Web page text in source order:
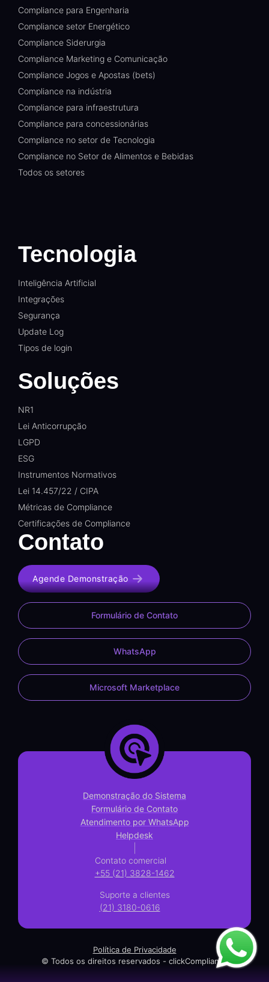
Compliance para Engenharia
Compliance setor Energético
Compliance Siderurgia
Compliance Marketing e Comunicação
Compliance Jogos e Apostas (bets)
Compliance na indústria
Compliance para infraestrutura
Compliance para concessionárias
Compliance no setor de Tecnologia
Compliance no Setor de Alimentos e Bebidas
Todos os setores
Tecnologia
Inteligência Artificial
Integrações
Segurança
Update Log
Tipos de login
Soluções
NR1
Lei Anticorrupção
LGPD
ESG
Instrumentos Normativos
Lei 14.457/22 / CIPA
Métricas de Compliance
Certificações de Compliance
Contato
Agende Demonstração
Formulário de Contato
WhatsApp
Microsoft Marketplace
Demonstração do Sistema
Formulário de Contato
Atendimento por WhatsApp
Helpdesk
Contato comercial
+55 (21) 3828-1462
Suporte a clientes
(21) 3180-0616
Política de Privacidade
© Todos os direitos reservados - clickCompliance